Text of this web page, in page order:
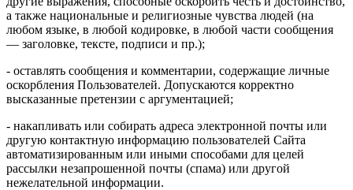
а также национальные и религиозные чувства людей (на
любом языке, в любой кодировке, в любой части сообщения
— заголовке, тексте, подписи и пр.);
- оставлять сообщения и комментарии, содержащие личные
оскорбления Пользователей. Допускаются корректно
высказанные претензии с аргументацией;
- накапливать или собирать адреса электронной почты или
другую контактную информацию пользователей Сайта
автоматизированным или иными способами для целей
рассылки незапрошенной почты (спама) или другой
нежелательной информации.